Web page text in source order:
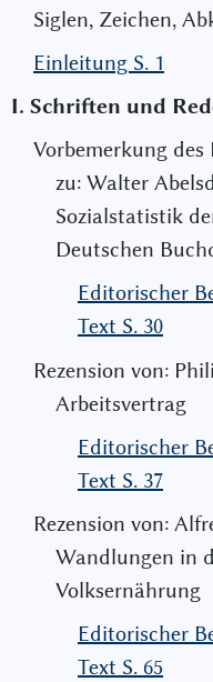
Siglen, Zeichen,
Einleitung S. 1
I. Schriften und
Vorbemerkung des
zu: Walter
Sozialstatistik
Deutschen
Editorischer
Text S. 30
Rezension von:
Arbeitsvertrag
Editorischer
Text S. 37
Rezension von:
Wandlungen in
Volksernährung
Editorischer
Text S. 65